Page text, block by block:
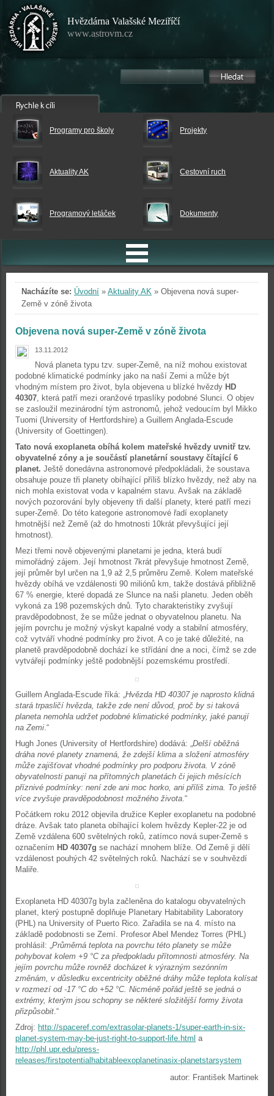
Hvězdárna Valašské Meziříčí
www.astrovm.cz
Programy pro školy Projekty
Aktuality AK Cestovní ruch
Programový letáček Dokumenty
Nacházíte se: Úvodní » Aktuality AK » Objevena nová super-
Země v zóně života
Objevena nová super-Země v zóně života
13.11.2012
Nová planeta typu tzv. super-Země, na níž mohou existovat
podobné klimatické podmínky jako na naší Zemi a může být
vhodným místem pro život, byla objevena u blízké hvězdy HD
40307, která patří mezi oranžové trpaslíky podobné Slunci. O objev
se zasloužil mezinárodní tým astronomů, jehož vedoucím byl Mikko
Tuomi (University of Hertfordshire) a Guillem Anglada-Escude
(University of Goettingen).
Tato nová exoplaneta obíhá kolem mateřské hvězdy uvnitř tzv.
obyvatelné zóny a je součástí planetární soustavy čítající 6
planet. Ještě donedávna astronomové předpokládali, že soustava
obsahuje pouze tři planety obíhající příliš blízko hvězdy, než aby na
nich mohla existovat voda v kapalném stavu. Avšak na základě
nových pozorování byly objeveny tři další planety, které patří mezi
super-Země. Do této kategorie astronomové řadí exoplanety
hmotnější než Země (až do hmotnosti 10krát převyšující její
hmotnost).
Mezi třemi nově objevenými planetami je jedna, která budí
mimořádný zájem. Její hmotnost 7krát převyšuje hmotnost Země,
její průměr byl určen na 1,9 až 2,5 průměru Země. Kolem mateřské
hvězdy obíhá ve vzdálenosti 90 miliónů km, takže dostává přibližně
67 % energie, které dopadá ze Slunce na naši planetu. Jeden oběh
vykoná za 198 pozemských dnů. Tyto charakteristiky zvyšují
pravděpodobnost, že se může jednat o obyvatelnou planetu. Na
jejím povrchu je možný výskyt kapalné vody a stabilní atmosféry,
což vytváří vhodné podmínky pro život. A co je také důležité, na
planetě pravděpodobně dochází ke střídání dne a noci, čímž se zde
vytvářejí podmínky ještě podobnější pozemskému prostředí.
Guillem Anglada-Escude říká: „Hvězda HD 40307 je naprosto klidná
stará trpasličí hvězda, takže zde není důvod, proč by si taková
planeta nemohla udržet podobné klimatické podmínky, jaké panují
na Zemi.“
Hugh Jones (University of Hertfordshire) dodává: „Delší oběžná
dráha nové planety znamená, že zdejší klima a složení atmosféry
může zajišťovat vhodné podmínky pro podporu života. V zóně
obyvatelnosti panují na přítomných planetách či jejich měsících
příznivé podmínky: není zde ani moc horko, ani příliš zima. To ještě
více zvyšuje pravděpodobnost možného života.“
Počátkem roku 2012 objevila družice Kepler exoplanetu na podobné
dráze. Avšak tato planeta obíhající kolem hvězdy Kepler-22 je od
Země vzdálena 600 světelných roků, zatímco nová super-Země s
označením HD 40307g se nachází mnohem blíže. Od Země ji dělí
vzdálenost pouhých 42 světelných roků. Nachází se v souhvězdí
Maliře.
Exoplaneta HD 40307g byla začleněna do katalogu obyvatelných
planet, který postupně doplňuje Planetary Habitability Laboratory
(PHL) na University of Puerto Rico. Zařadila se na 4. místo na
základě podobnosti se Zemí. Profesor Abel Mendez Torres (PHL)
prohlásil: „Průměrná teplota na povrchu této planety se může
pohybovat kolem +9 °C za předpokladu přítomnosti atmosféry. Na
jejím povrchu může rovněž docházet k výrazným sezónním
změnám, v důsledku excentricity oběžné dráhy může teplota kolísat
v rozmezí od -17 °C do +52 °C. Nicméně pořád ještě se jedná o
extrémy, kterým jsou schopny se některé složitější formy života
přizpůsobit.“
Zdroj: http://spaceref.com/extrasolar-planets-1/super-earth-in-six-
planet-system-may-be-just-right-to-support-life.html a
http://phl.upr.edu/press-
releases/firstpotentialhabitableexoplanetinasix-planetstarsystem
autor: František Martinek